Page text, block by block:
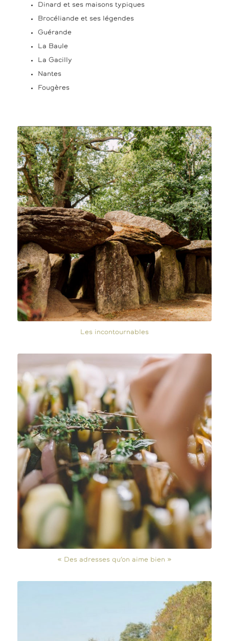
Dinard et ses maisons typiques
Brocéliande et ses légendes
Guérande
La Baule
La Gacilly
Nantes
Fougères
Les incontournables
« Des adresses qu’on aime bien »